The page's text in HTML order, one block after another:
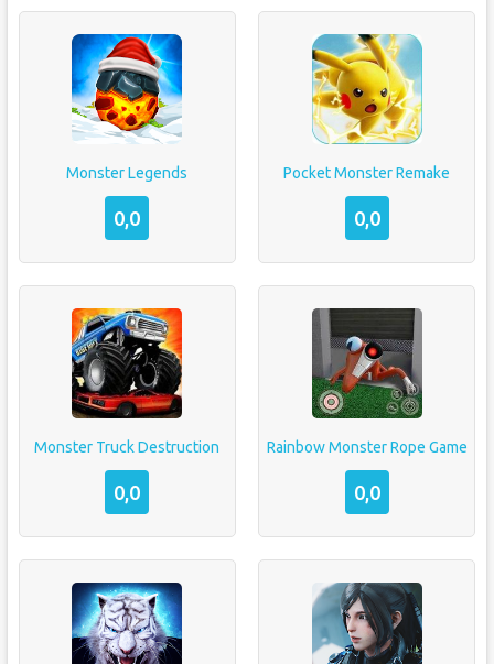
Monster Legends
0,0
Pocket Monster Remake
0,0
Monster Truck Destruction
0,0
Rainbow Monster Rope Game
0,0